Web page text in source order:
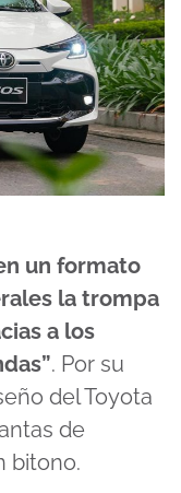
un formato
la trompa
a los
. Por su
del Toyota
de
bitono.